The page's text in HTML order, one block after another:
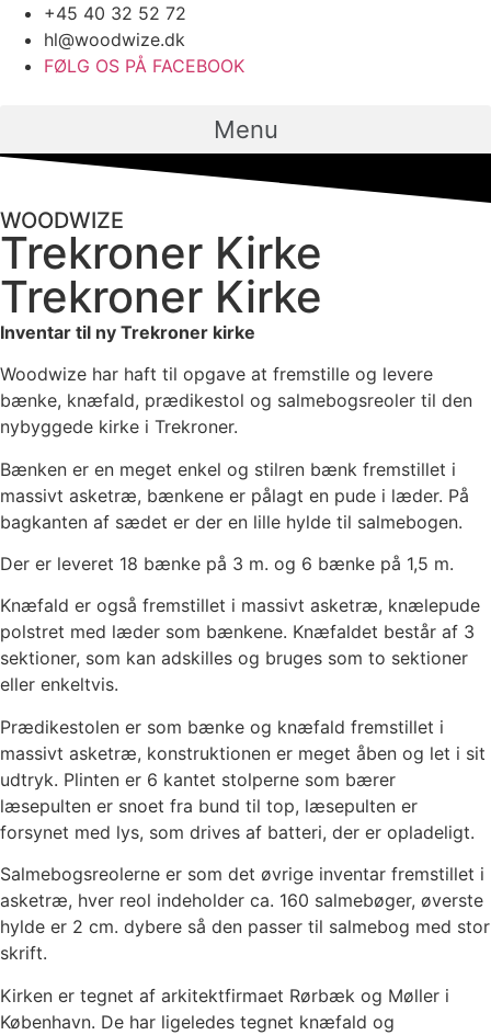
Videre
indhold
+45 40 32 52 72
hl@woodwize.dk
FØLG OS PÅ FACEBOOK
Menu
WOODWIZE
Trekroner Kirke
Trekroner Kirke
Inventar til ny Trekroner kirke
Woodwize har haft til opgave at fremstille og levere
bænke, knæfald, prædikestol og salmebogsreoler til den
nybyggede kirke i Trekroner.
Bænken er en meget enkel og stilren bænk fremstillet i
massivt asketræ, bænkene er pålagt en pude i læder. På
bagkanten af sædet er der en lille hylde til salmebogen.
Der er leveret 18 bænke på 3 m. og 6 bænke på 1,5 m.
Knæfald er også fremstillet i massivt asketræ, knælepude
polstret med læder som bænkene. Knæfaldet består af 3
sektioner, som kan adskilles og bruges som to sektioner
eller enkeltvis.
Prædikestolen er som bænke og knæfald fremstillet i
massivt asketræ, konstruktionen er meget åben og let i sit
udtryk. Plinten er 6 kantet stolperne som bærer
læsepulten er snoet fra bund til top, læsepulten er
forsynet med lys, som drives af batteri, der er opladeligt.
Salmebogsreolerne er som det øvrige inventar fremstillet i
asketræ, hver reol indeholder ca. 160 salmebøger, øverste
hylde er 2 cm. dybere så den passer til salmebog med stor
skrift.
Kirken er tegnet af arkitektfirmaet Rørbæk og Møller i
København. De har ligeledes tegnet knæfald og